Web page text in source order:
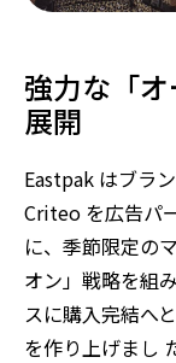
強力な「
展開
Eastpak はブラ
Criteo を広告パ
に、季節限定の
オン」戦略を組
スに購入完結へ
を作り上げまし